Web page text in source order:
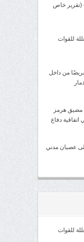
(تقرير خاص
للقوات
من داخل
مضيق هرمز
دفاع
عصيان مدني
للقوات